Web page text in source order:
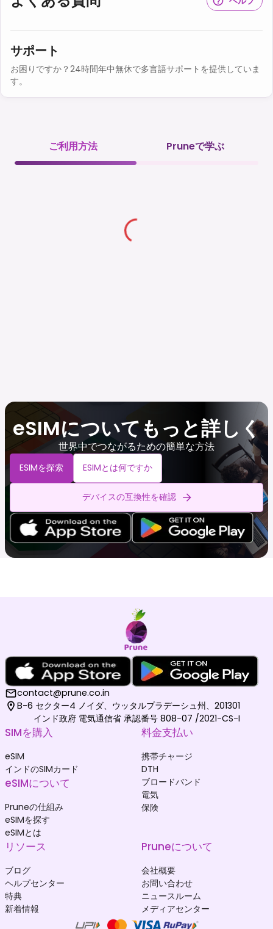
サポート
お困りですか？24時間年中無休で多言語サポートを提供していま
す。
ご利用方法 Pruneで学ぶ
eSIMについてもっと詳しく
世界中でつながるための簡単な方法
ESIMを探索 ESIMとは何ですか
デバイスの互換性を確認
contact@prune.co.in
B-6 セクター4 ノイダ、ウッタルプラデーシュ州、201301
インド政府 電気通信省 承認番号 808-07 /2021-CS-I
SIMを購入
eSIM
インドのSIMカード
eSIMについて
Pruneの仕組み
eSIMを探す
eSIMとは
料金支払い
携帯チャージ
DTH
ブロードバンド
電気
保険
リソース
ブログ
ヘルプセンター
特典
新着情報
Pruneについて
会社概要
お問い合わせ
ニュースルーム
メディアセンター